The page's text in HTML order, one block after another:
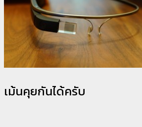
เม้นคุยกันได้ครับ